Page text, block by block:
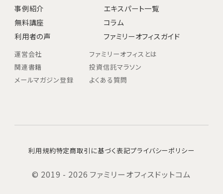
事例紹介
エキスパート一覧
無料講座
コラム
利用者の声
ファミリーオフィスガイド
運営会社
ファミリーオフィスとは
関連書籍
投資信託マラソン
メールマガジン登録
よくある質問
利用規約特定商取引に基づく表記プライバシーポリシー
© 2019 - 2026 ファミリーオフィスドットコム